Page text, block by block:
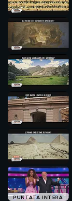
PUNTATA INTERA